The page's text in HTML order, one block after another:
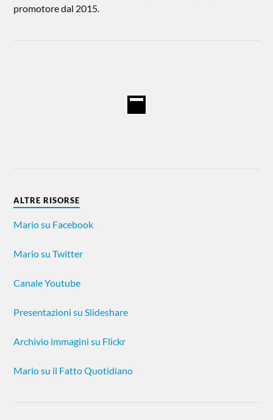
promotore dal 2015.
ALTRE RISORSE
Mario su Facebook
Mario su Twitter
Canale Youtube
Presentazioni su Slideshare
Archivio immagini su Flickr
Mario su il Fatto Quotidiano